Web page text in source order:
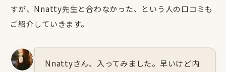
すが、Nnatty先生と合わなかった、という人の口コミも
ご紹介していきます。
Nnattyさん、入ってみました。早いけど内